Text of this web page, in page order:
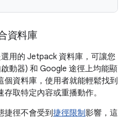
資料庫
用的 Jetpack 資料庫，可讓您
動器) 和 Google 途徑上均能顯
個資料庫，使用者就能輕鬆找到
取特定內容或重播動作。
捷徑不會受到捷徑限制影響，這